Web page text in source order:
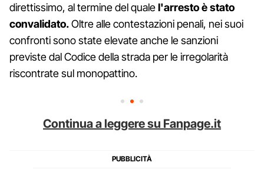
direttissimo, al termine del qualel'arresto è stato
convalidato.Oltre alle contestazioni penali, nei suoi
confronti sono state elevate anche le sanzioni
previste dal Codice della strada per le irregolarità
riscontrate sul monopattino.
Continua a leggere su Fanpage.it